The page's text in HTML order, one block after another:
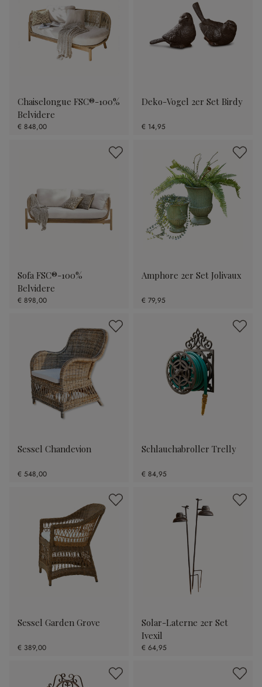
Chaiselongue FSC®-100%
Belvidere
€ 848,00
Deko-Vogel 2er Set Birdy
€ 14,95
Sofa FSC®-100%
Belvidere
€ 898,00
Amphore 2er Set Jolivaux
€ 79,95
Sessel Chandevion
€ 548,00
Schlauchabroller Trelly
€ 84,95
Sessel Garden Grove
€ 389,00
Solar-Laterne 2er Set
Ivexil
€ 64,95